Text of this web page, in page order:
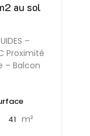
au sol
–
Proximité
– Balcon
41 m²